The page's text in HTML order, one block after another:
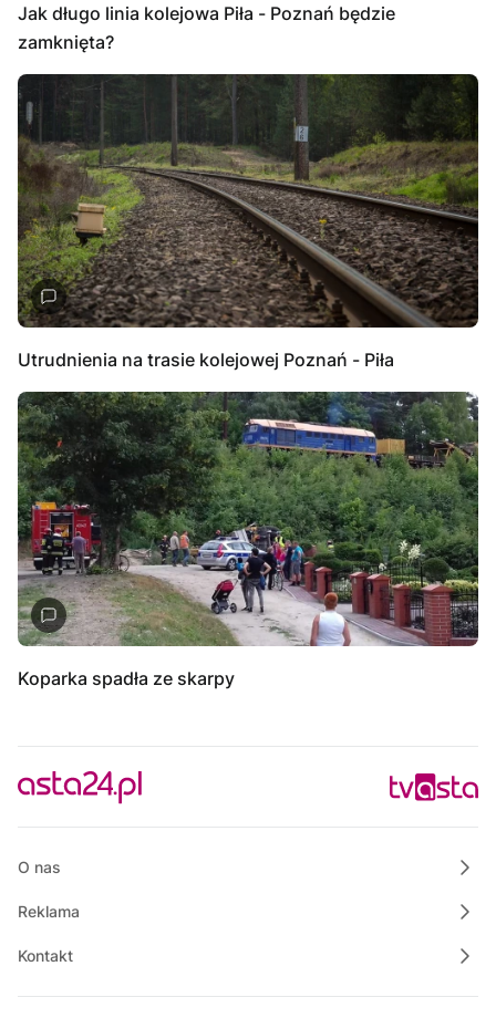
Jak długo linia kolejowa Piła - Poznań będzie
zamknięta?
Utrudnienia na trasie kolejowej Poznań - Piła
Koparka spadła ze skarpy
O nas
Reklama
Kontakt